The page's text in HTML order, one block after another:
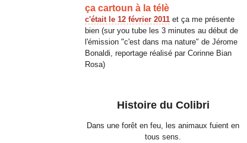
ça cartoun à la télè
c'était le 12 février 2011et ça me présente
bien (sur you tube les 3 minutes au début de
l'émission "c'est dans ma nature" de Jérome
Bonaldi, reportage réalisé par Corinne Bian
Rosa)
Histoire du Colibri
Dans une forêt en feu, les animaux fuient en
tous sens.